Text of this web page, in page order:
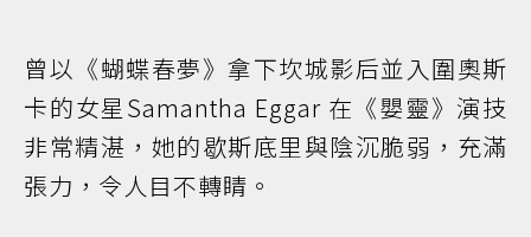
曾以《蝴蝶春夢》拿下坎城影后並入圍奧斯
卡的女星Samantha Eggar 在《嬰靈》演技
非常精湛，她的歇斯底里與陰沉脆弱，充滿
張力，令人目不轉睛。